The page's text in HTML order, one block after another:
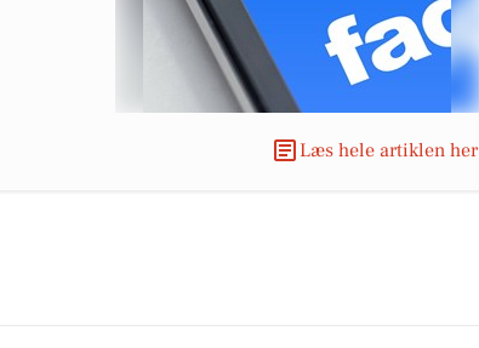
Læs hele artiklen her